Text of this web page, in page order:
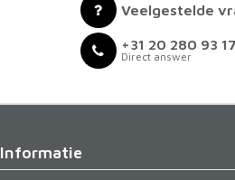
Veelgestelde
+31 20 280 93 17
Direct answer
Informatie